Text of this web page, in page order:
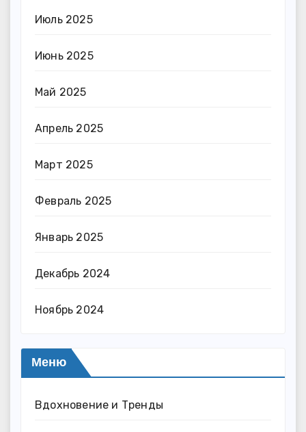
Июль 2025
Июнь 2025
Май 2025
Апрель 2025
Март 2025
Февраль 2025
Январь 2025
Декабрь 2024
Ноябрь 2024
Меню
Вдохновение и Тренды